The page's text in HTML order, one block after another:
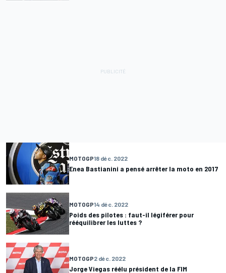
MOTOGP18 déc. 2022
Enea Bastianini a pensé arrêter la moto en 2017
MOTOGP14 déc. 2022
Poids des pilotes : faut-il légiférer pour
rééquilibrer les luttes ?
MOTOGP2 déc. 2022
Jorge Viegas réélu président de la FIM